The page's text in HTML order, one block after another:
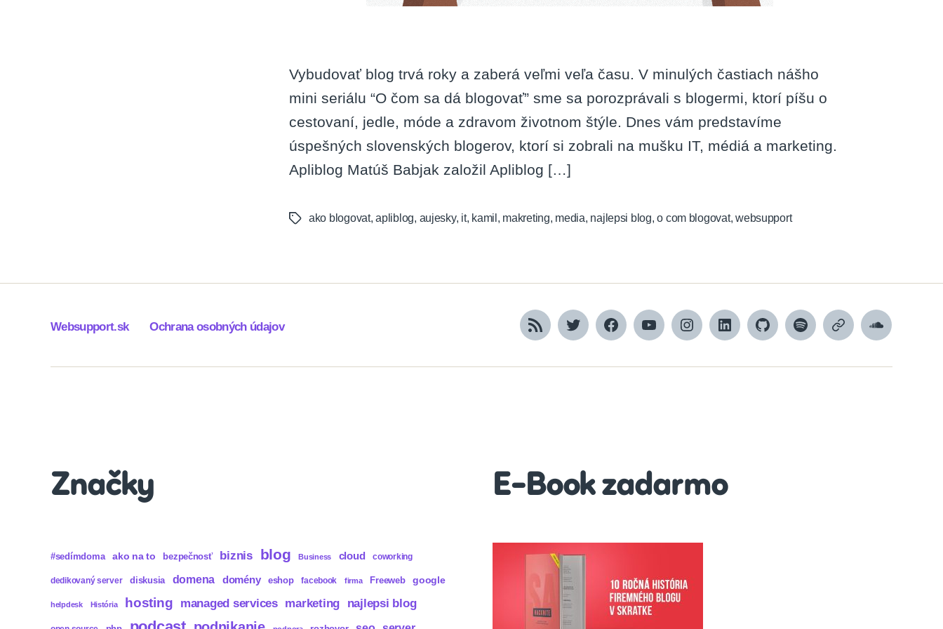
Vybudovať blog trvá roky a zaberá veľmi veľa času. V minulých častiach nášho
mini seriálu “O čom sa dá blogovať” sme sa porozprávali s blogermi, ktorí píšu o
cestovaní, jedle, móde a zdravom životnom štýle. Dnes vám predstavíme
úspešných slovenských blogerov, ktorí si zobrali na mušku IT, médiá a marketing.
Apliblog Matúš Babjak založil Apliblog […]
Tagsako blogovat,apliblog, aujesky, it, kamil , makreting, media, najlepsi blog,o com blogovat,websupport
Websupport.sk Ochrana osobných údajov RSS TwitterFacebookYouTubeInstagramLinkedInGitHubSpotifyApple
SoundCloud
Značky
#sedímdoma ako na to bezpečnosť biznis blog Business cloud coworking
dedikovaný server diskusia domena domény eshop facebook firma Freeweb google
helpdesk História hosting managed services marketing najlepsi blog
E-Book zadarmo